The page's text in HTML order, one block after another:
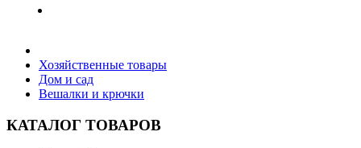
Хозяйственные товары
Дом и сад
Вешалки и крючки
КАТАЛОГ ТОВАРОВ